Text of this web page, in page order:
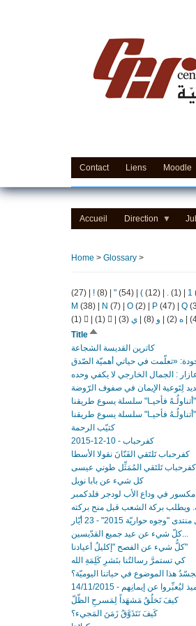
Contact Liens Moodle
Accueil Direction
Home > Glossary >
(27) | ! (8) | " (54) | ( (12) | (1) | 1
M (38) | N (7) | O (2) | P (47) | Q
| ه (2)
| و (8)
| ي (3)
|
(1)
|
(1)
TitleSort
descending
كاترين القديسة الشجاعة
: الجمال الخارجي لا يكفي وحده
لِتَوعية الإيمان في صفوف الرّوضة
"أتناولُـهُ فأحيـا" سلسلة يسوع طريقنا
"أتناولُـهُ فأحيـا" سلسلة يسوع طريقنا
كتيّب الرحمة
كفرحباب - 10-12-2015
كفرحباب تَلتَقي الفَنّانَ نقولا الأسطا
كفرحباب تَلتَقي المُمَثِّل طوني عيسى
كل شيء عن بابا نويل
في وداع الأب لودجر فلدكمبر
ويطلب بركة الشعب قبل منح بركته
حواريّة 2015" - 23 أيّار
كلُّ شيء عن الفصح "إكليلُ أعيادنا"
كي تستمرَّ رسالتُنا بنَشرِ كَلِمَةِ الله
هذا الموضوع في حياتنا اليوميّة؟
عن إيمانِهم - 14/11/2015
كيفَ نَخلُقُ مَشهَداً لِمَسرحِ الظّلّ
كَيفَ نَتَذَوَّقُ زَمَنَ المَجيء؟